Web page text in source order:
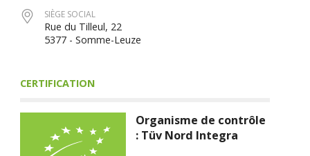
SIÈGE SOCIAL
Rue du Tilleul, 22
5377 - Somme-Leuze
CERTIFICATION
Organisme de contrôle
: Tüv Nord Integra